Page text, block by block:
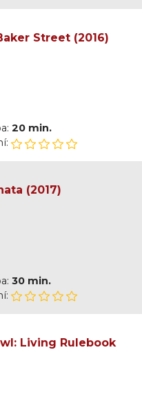
Street (2016)
20 min.
(2017)
30 min.
Living Rulebook